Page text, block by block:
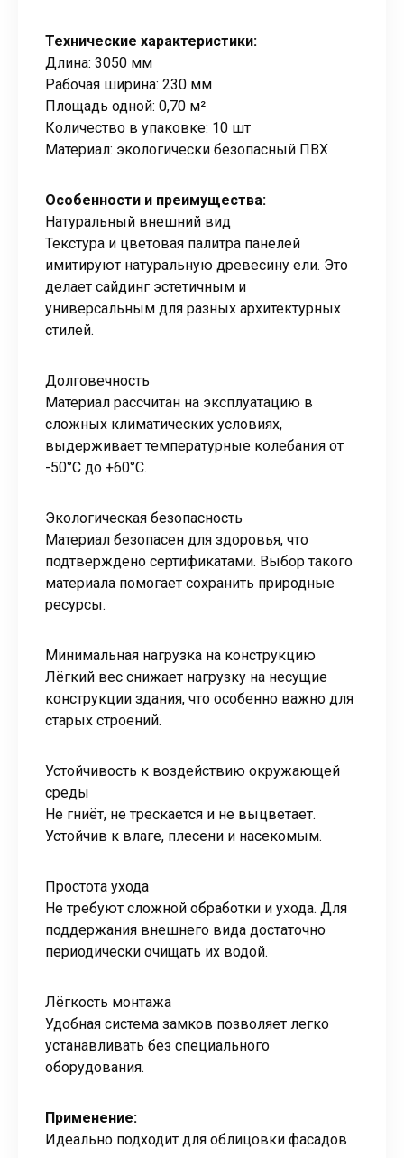
Технические характеристики:
Длина: 3050 мм
Рабочая ширина: 230 мм
Площадь одной: 0,70 м²
Количество в упаковке: 10 шт
Материал: экологически безопасный ПВХ
Особенности и преимущества:
Натуральный внешний вид
Текстура и цветовая палитра панелей
имитируют натуральную древесину ели. Это
делает сайдинг эстетичным и
универсальным для разных архитектурных
стилей.
Долговечность
Материал рассчитан на эксплуатацию в
сложных климатических условиях,
выдерживает температурные колебания от
-50°C до +60°C.
Экологическая безопасность
Материал безопасен для здоровья, что
подтверждено сертификатами. Выбор такого
материала помогает сохранить природные
ресурсы.
Минимальная нагрузка на конструкцию
Лёгкий вес снижает нагрузку на несущие
конструкции здания, что особенно важно для
старых строений.
Устойчивость к воздействию окружающей
среды
Не гниёт, не трескается и не выцветает.
Устойчив к влаге, плесени и насекомым.
Простота ухода
Не требуют сложной обработки и ухода. Для
поддержания внешнего вида достаточно
периодически очищать их водой.
Лёгкость монтажа
Удобная система замков позволяет легко
устанавливать без специального
оборудования.
Применение:
Идеально подходит для облицовки фасадов